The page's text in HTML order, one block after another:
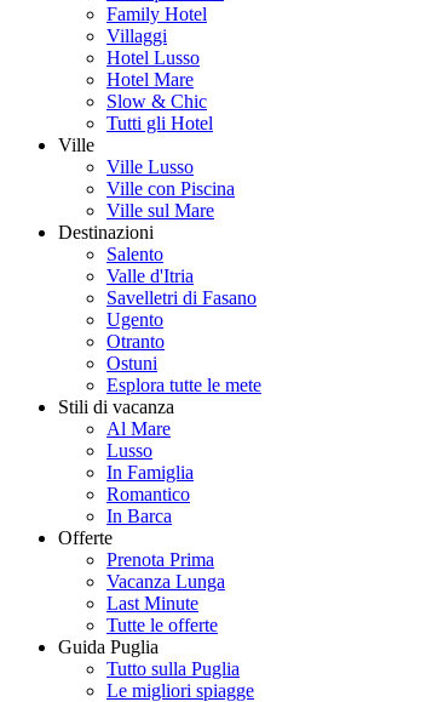
Family Hotel
Villaggi
Hotel Lusso
Hotel Mare
Slow & Chic
Tutti gli Hotel
Ville
Ville Lusso
Ville con Piscina
Ville sul Mare
Destinazioni
Salento
Valle d'Itria
Savelletri di Fasano
Ugento
Otranto
Ostuni
Esplora tutte le mete
Stili di vacanza
Al Mare
Lusso
In Famiglia
Romantico
In Barca
Offerte
Prenota Prima
Vacanza Lunga
Last Minute
Tutte le offerte
Guida Puglia
Tutto sulla Puglia
Le migliori spiagge